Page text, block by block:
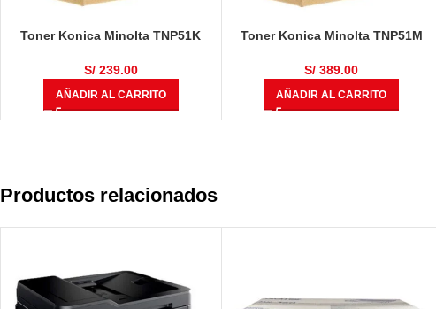
Toner Konica Minolta TNP51K
Páginas
S/239.00
AÑADIR AL CARRITO
Toner Konica Minolta TNP51M
Páginas
S/ 389.00
AÑADIR AL CARRITO
Productos relacionados